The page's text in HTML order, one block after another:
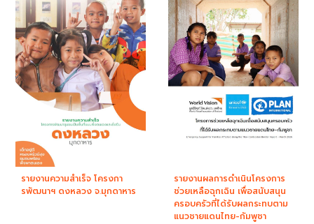
รายงานความสำเร็จ โครงกา
รพัฒนาฯ ดงหลวง จ.มุกดาหาร
รายงานผลการดำเนินโครงการ
ช่วยเหลือฉุกเฉิน เพื่อสนับสนุน
ครอบครัวที่ได้รับผลกระทบตาม
แนวชายแดนไทย-กัมพูชา